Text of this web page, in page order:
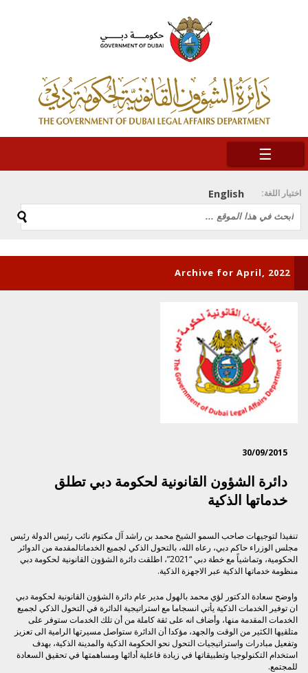
☰
اختيار اللغة: English
Archive for April, 2022
30/09/2015
دائرة الشؤون القانونية لحكومة دبي تطلق
خدماتها الذكية
تنفيذا لتوجيهات صاحب السمو الشيخ محمد بن راشد آل مكتوم نائب رئيس الدولة رئيس
مجلس الوزراء حاكم دبي، رعاه الله، بالتحول الذكي لجميع الخدماتالمقدمة من الدوائر
الحكومية، وتماشياً مع خطة دبي “2021”، اطلقت دائرة الشؤون القانونية لحكومة دبي
منظومة خدماتها الذكية عبر الاجهزة الذكية.
واوضح سعادة الدكتور لؤي محمد بالهول مدير عام دائرة الشؤون القانونية لحكومة دبي
ان توفير الخدمات الذكية يأتي انسجاما مع استراتيجية الدائرة في التحول الذكي لجميع
الخدمات المقدمة منها، وأضاف انه على ثقة كاملة من أن تلك الخدمات ستوفر على
متلقيها الكثير من الوقت والجهد، مؤكدا أن الدائرة ستواصل مسيرتها الرامية الى تعزيز
وتفعيل مبادرات واستراتيجيات التحول نحو الحكومة الذكية والمدينة الذكية، بهدف
استخدام التكنولوجيا وتطبيقاتها في زيادة فاعلية أدائها ومساهمتها في تحقيق السعادة
للمجتمع.